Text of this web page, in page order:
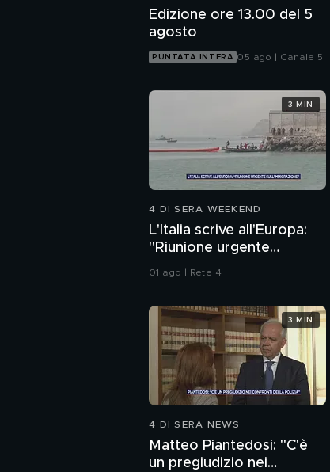
Edizione ore 13.00 del 5
agosto
PUNTATA INTERA 05 ago | Canale 5
4 DI SERA WEEKEND
L'Italia scrive all'Europa:
"Riunione urgente
sull'immigrazione"
01 ago | Rete 4
3 MIN
4 DI SERA NEWS
Matteo Piantedosi: "C'è
un pregiudizio nei
3 MIN